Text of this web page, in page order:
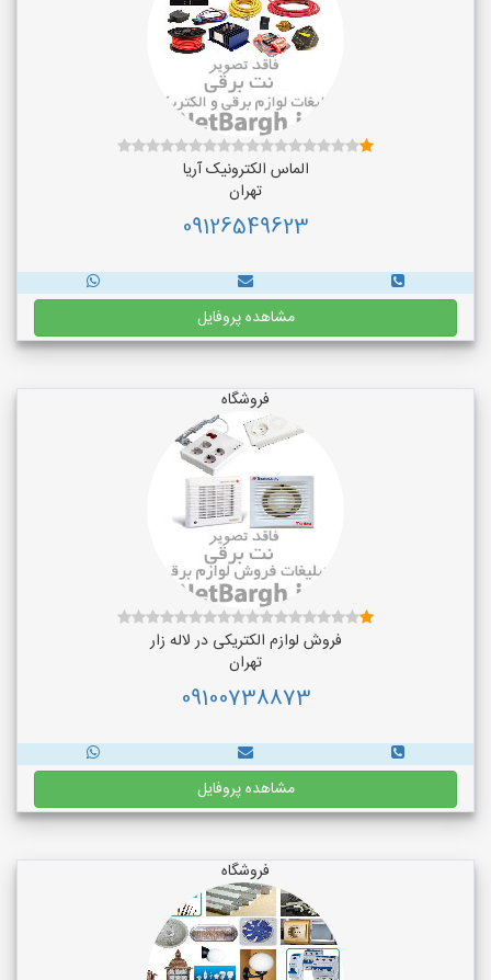
الماس الکترونیک آریا
تهران
09126549623
مشاهده پروفایل
فروشگاه
فروش لوازم الکتریکی در لاله زار
تهران
09100738873
مشاهده پروفایل
فروشگاه